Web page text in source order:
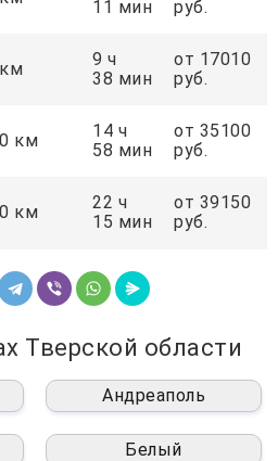
11 мин
руб.
9 ч
38 мин
от 17010
руб.
км
14 ч
58 мин
от 35100
руб.
км
22 ч
15 мин
от 39150
руб.
Тверской области
Андреаполь
Белый